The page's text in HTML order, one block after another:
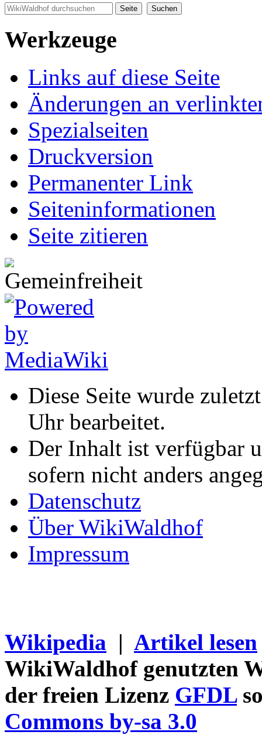
Werkzeuge
Links auf diese Seite
Änderungen an
Spezialseiten
Druckversion
Permanenter Link
Seiten­informationen
Seite zitieren
Diese Seite wurde
Uhr bearbeitet.
Der Inhalt ist verfügbar
sofern nicht anders
Datenschutz
Über WikiWaldhof
Impressum
Wikipedia | Artikel lesen
WikiWaldhof genutzten
der freien Lizenz GFDL
Commons by-sa 3.0